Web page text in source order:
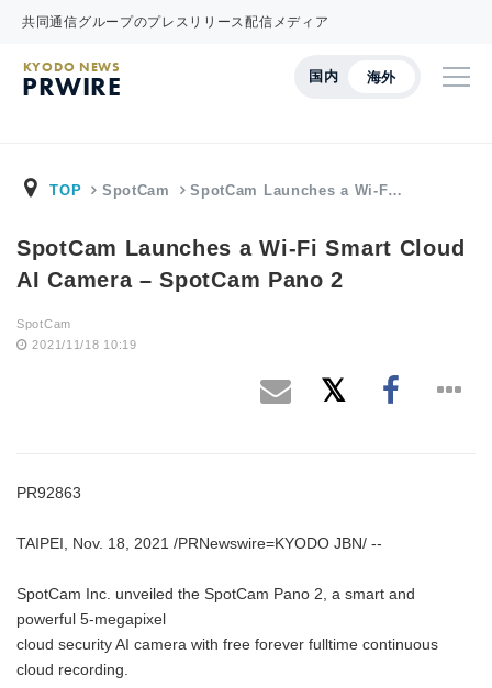
共同通信グループのプレスリリース配信メディア
国内 海外
KYODO NEWS
PRWIRE
TOP SpotCam SpotCam Launches a Wi-F…
SpotCam Launches a Wi-Fi Smart Cloud
AI Camera – SpotCam Pano 2
SpotCam
2021/11/18 10:19
PR92863
TAIPEI, Nov. 18, 2021 /PRNewswire=KYODO JBN/ --
SpotCam Inc. unveiled the SpotCam Pano 2, a smart and
powerful 5-megapixel
cloud security AI camera with free forever fulltime continuous
cloud recording.